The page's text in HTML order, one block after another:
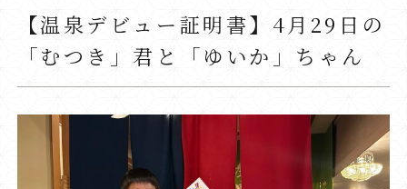
【温泉デビュー証明書】4月29日の
「むつき」君と「ゆいか」ちゃん